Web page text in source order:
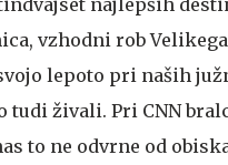
najlepših
vzhodni rob
lepoto pri naših
živali. Pri CNN
to ne odvrne od